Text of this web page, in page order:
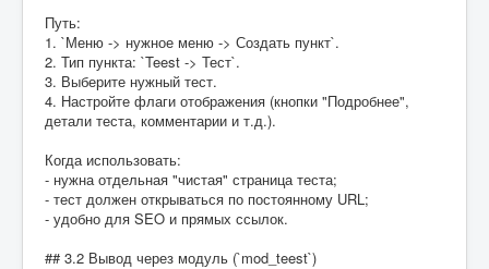
Путь:
1. `Меню -> нужное меню -> Создать пункт`.
2. Тип пункта: `Teest -> Тест`.
3. Выберите нужный тест.
4. Настройте флаги отображения (кнопки "Подробнее",
детали теста, комментарии и т.д.).
Когда использовать:
- нужна отдельная "чистая" страница теста;
- тест должен открываться по постоянному URL;
- удобно для SEO и прямых ссылок.
## 3.2 Вывод через модуль (`mod_teest`)